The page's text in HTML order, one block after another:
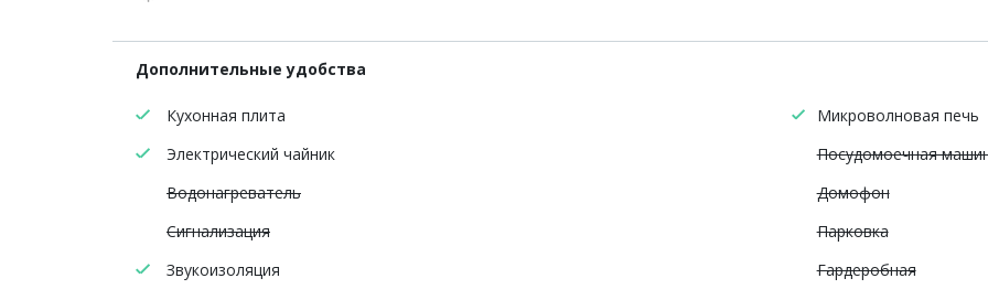
Дополнительные удобства
Кухонная плита
Микроволновая печь
Электрический чайник
Посудомоечная
Водонагреватель
Домофон
Сигнализация
Парковка
Звукоизоляция
Гардеробная